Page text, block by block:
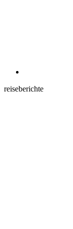
reiseberichte